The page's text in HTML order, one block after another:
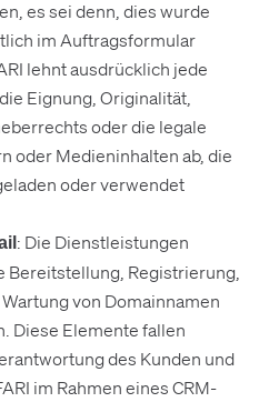
es sei denn, dies wurde
im Auftragsformular
lehnt ausdrücklich jede
Eignung, Originalität,
oder die legale
oder Medieninhalten ab, die
oder verwendet
: Die Dienstleistungen
Bereitstellung, Registrierung,
von Domainnamen
Diese Elemente fallen
des Kunden und
im Rahmen eines CRM-